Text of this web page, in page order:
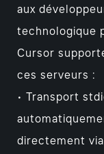
aux
technologique
Cursor
ces serveurs :
• Transport
directement